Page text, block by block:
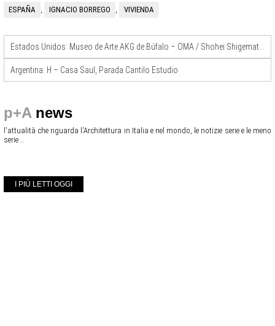
ESPAÑA , IGNACIO BORREGO , VIVIENDA
Argentina: H – Casa Saul, Parada Cantilo Estudio
p+A news
l'attualità che riguarda l'Architettura in Italia e nel mondo, le notizie serie e le meno
serie...
I PIÙ LETTI OGGI